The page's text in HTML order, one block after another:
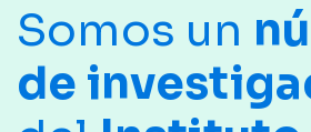
Somos un
de